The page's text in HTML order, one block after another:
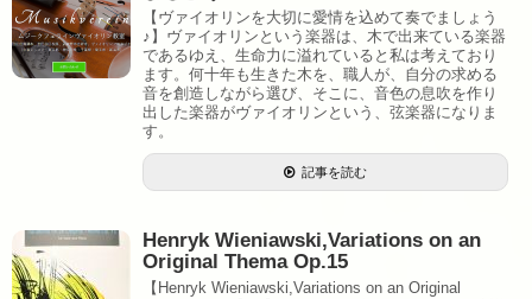
【ヴァイオリンを大切に愛情を込めて奏でましょう
♪】ヴァイオリンという楽器は、木で出来ている楽器
であるゆえ、生命力に溢れていると私は考えており
ます。何十年も生きた木を、職人が、自分の求める
音を創造しながら選び、そこに、音色の息吹を作り
出した楽器がヴァイオリンという、弦楽器になりま
す。
記事を読む
Henryk Wieniawski,Variations on an
Original Thema Op.15
【Henryk Wieniawski,Variations on an Original